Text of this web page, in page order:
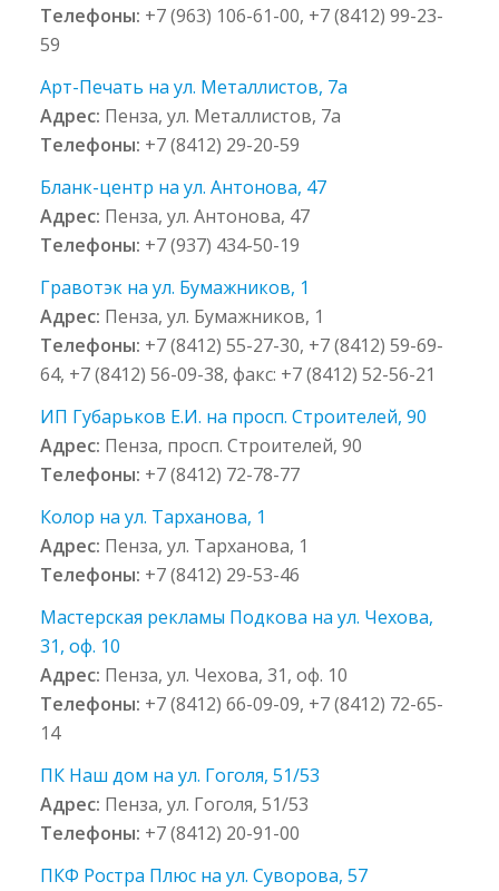
Телефоны: +7 (963) 106-61-00, +7 (8412) 99-23-
59
Арт-Печать на ул. Металлистов, 7а
Адрес: Пенза, ул. Металлистов, 7а
Телефоны: +7 (8412) 29-20-59
Бланк-центр на ул. Антонова, 47
Адрес: Пенза, ул. Антонова, 47
Телефоны: +7 (937) 434-50-19
Гравотэк на ул. Бумажников, 1
Адрес: Пенза, ул. Бумажников, 1
Телефоны: +7 (8412) 55-27-30, +7 (8412) 59-69-
64, +7 (8412) 56-09-38, факс: +7 (8412) 52-56-21
ИП Губарьков Е.И. на просп. Строителей, 90
Адрес: Пенза, просп. Строителей, 90
Телефоны: +7 (8412) 72-78-77
Колор на ул. Тарханова, 1
Адрес: Пенза, ул. Тарханова, 1
Телефоны: +7 (8412) 29-53-46
Мастерская рекламы Подкова на ул. Чехова,
31, оф. 10
Адрес: Пенза, ул. Чехова, 31, оф. 10
Телефоны: +7 (8412) 66-09-09, +7 (8412) 72-65-
14
ПК Наш дом на ул. Гоголя, 51/53
Адрес: Пенза, ул. Гоголя, 51/53
Телефоны: +7 (8412) 20-91-00
ПКФ Ростра Плюс на ул. Суворова, 57